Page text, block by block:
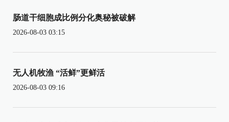
肠道干细胞成比例分化奥秘被破解
2026-08-03 03:15
无人机牧渔 “活鲜”更鲜活
2026-08-03 09:16